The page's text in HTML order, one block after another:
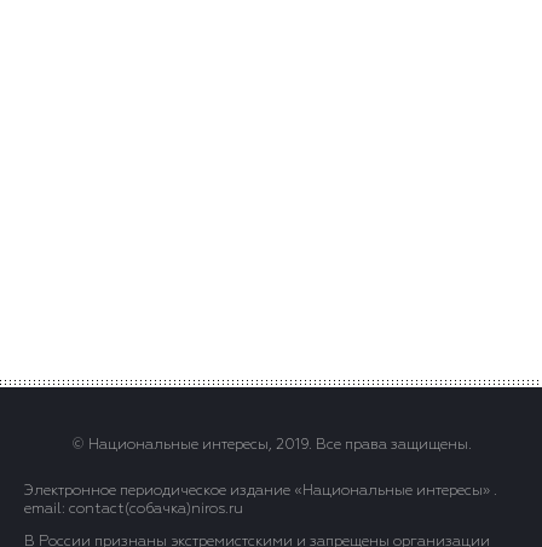
© Национальные интересы, 2019. Все права защищены.
Электронное периодическое издание «Национальные интересы» .
email: contact(сoбaчка)niros.ru
В России признаны экстремистскими и запрещены организации